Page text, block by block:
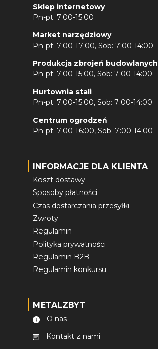
Sklep internetowy
Pn-pt: 7:00-15:00
Market narzędziowy
Pn-pt: 7:00-17:00, Sob: 7:00-14:00
Produkcja zbrojeń budowlanych
Pn-pt: 7:00-15:00, Sob: 7:00-14:00
Hurtownia stali
Pn-pt: 7:00-15:00, Sob: 7:00-14:00
Centrum ogrodzeń
Pn-pt: 7:00-16:00, Sob: 7:00-14:00
INFORMACJE DLA KLIENTA
Koszt dostawy
Sposoby płatności
Czas dostarczania przesyłki
Zwroty
Regulamin
Polityka prywatności
Regulamin B2B
Regulamin konkursu
METALZBYT
O nas
Kontakt z nami